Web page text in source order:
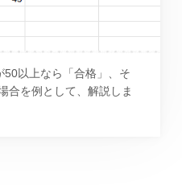
50以上なら「合格」、そ
合を例として、解説しま